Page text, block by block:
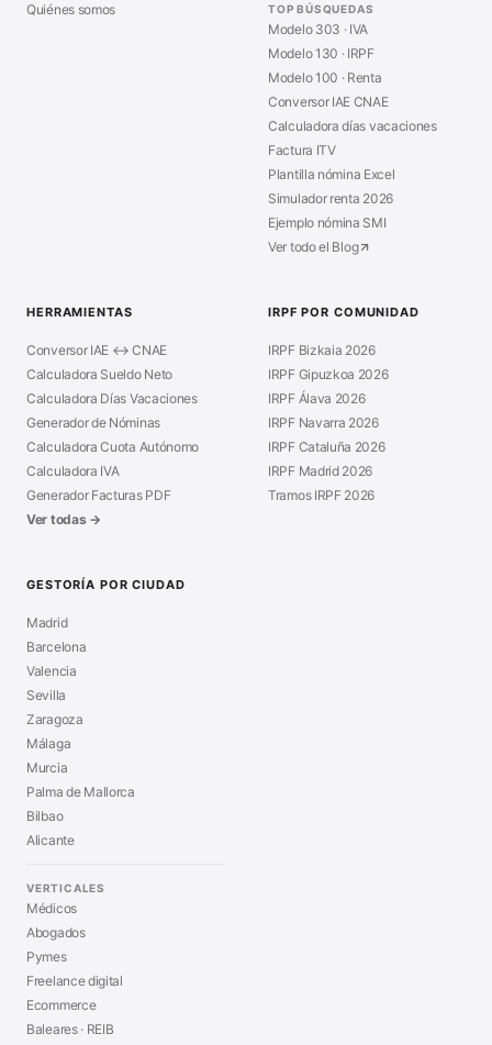
Quiénes somos
TOP BÚSQUEDAS
Modelo 303 · IVA
Modelo 130 · IRPF
Modelo 100 · Renta
Conversor IAE CNAE
Calculadora días vacaciones
Factura ITV
Plantilla nómina Excel
Simulador renta 2026
Ejemplo nómina SMI
Ver todo el Blog
HERRAMIENTAS
Conversor IAE ↔ CNAE
Calculadora Sueldo Neto
Calculadora Días Vacaciones
Generador de Nóminas
Calculadora Cuota Autónomo
Calculadora IVA
Generador Facturas PDF
Ver todas →
IRPF POR COMUNIDAD
IRPF Bizkaia 2026
IRPF Gipuzkoa 2026
IRPF Álava 2026
IRPF Navarra 2026
IRPF Cataluña 2026
IRPF Madrid 2026
Tramos IRPF 2026
GESTORÍA POR CIUDAD
Madrid
Barcelona
Valencia
Sevilla
Zaragoza
Málaga
Murcia
Palma de Mallorca
Bilbao
Alicante
VERTICALES
Médicos
Abogados
Pymes
Freelance digital
Ecommerce
Baleares · REIB